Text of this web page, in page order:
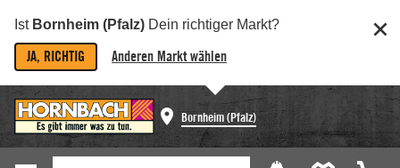
Ist Bornheim (Pfalz) Dein richtiger Markt?
JA, RICHTIG Anderen Markt wählen
Bornheim (Pfalz)